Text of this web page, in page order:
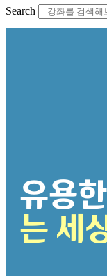
Search
유용
는 세